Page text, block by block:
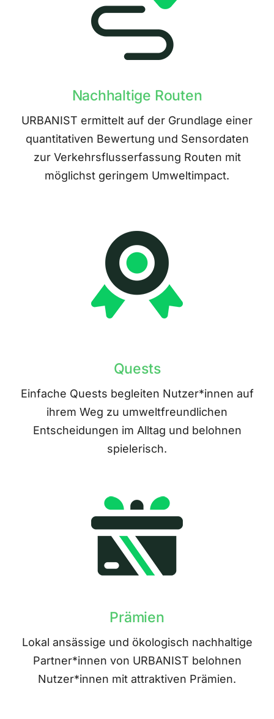
Nachhaltige Routen
URBANIST ermittelt auf der Grundlage einer
quantitativen Bewertung und Sensordaten
zur Verkehrsflusserfassung Routen mit
möglichst geringem Umweltimpact.
Quests
Einfache Quests begleiten Nutzer*innen auf
ihrem Weg zu umweltfreundlichen
Entscheidungen im Alltag und belohnen
spielerisch.
Prämien
Lokal ansässige und ökologisch nachhaltige
Partner*innen von URBANIST belohnen
Nutzer*innen mit attraktiven Prämien.